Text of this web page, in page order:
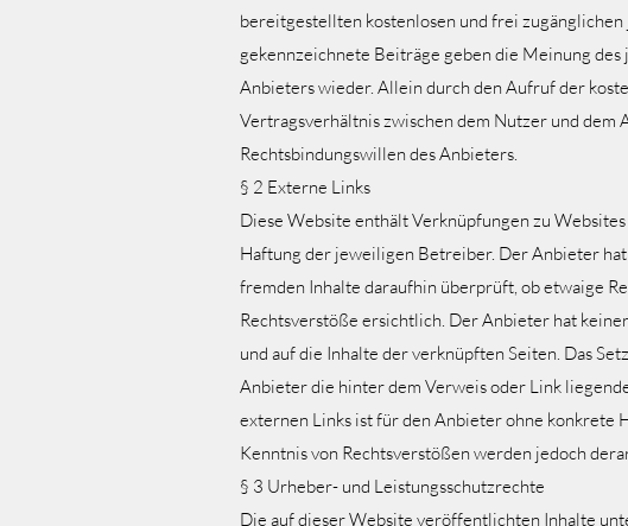
bereitgestellten kostenlosen und frei
gekennzeichnete Beiträge geben die Meinung
Anbieters wieder. Allein durch den Aufruf der
Vertragsverhältnis zwischen dem Nutzer und dem
Rechtsbindungswillen des Anbieters.
§ 2 Externe Links
Diese Website enthält Verknüpfungen zu
Haftung der jeweiligen Betreiber. Der Anbieter
fremden Inhalte daraufhin überprüft, ob etwaige
Rechtsverstöße ersichtlich. Der Anbieter hat
und auf die Inhalte der verknüpften Seiten. Das
Anbieter die hinter dem Verweis oder Link
externen Links ist für den Anbieter ohne konkrete
Kenntnis von Rechtsverstößen werden jedoch
§ 3 Urheber- und Leistungsschutzrechte
Die auf dieser Website veröffentlichten Inhalte